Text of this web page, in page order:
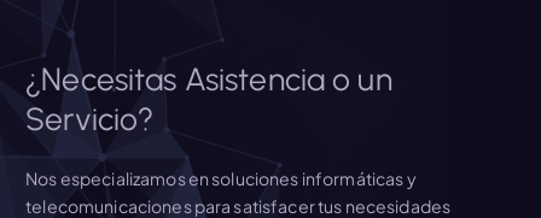
¿Necesitas Asistencia o un
Servicio?
Nos especializamos en soluciones informáticas y
telecomunicaciones para satisfacer tus necesidades